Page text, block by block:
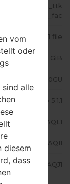
c2p18tq_fac
1 file
1.03 GiB
SM-J200GU
Lollipop 5.1.1
J200GUDXU3AQL1
J200GUOLB3AQI1
J200GUDXU3AQJ1
vom
oder
sind alle
diesem
dass